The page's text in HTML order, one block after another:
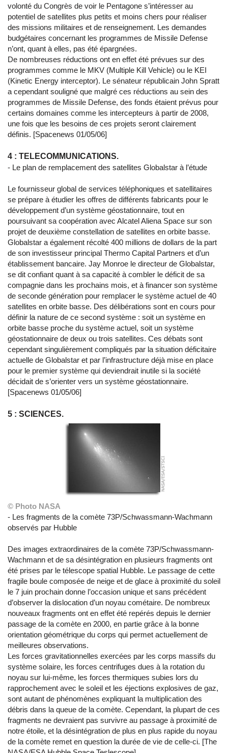
volonté du Congrès de voir le Pentagone s’intéresser au
potentiel de satellites plus petits et moins chers pour réaliser
des missions militaires et de renseignement. Les demandes
budgétaires concernant les programmes de Missile Defense
n’ont, quant à elles, pas été épargnées.
De nombreuses réductions ont en effet été prévues sur des
programmes comme le MKV (Multiple Kill Vehicle) ou le KEI
(Kinetic Energy interceptor). Le sénateur républicain John Spratt
a cependant souligné que malgré ces réductions au sein des
programmes de Missile Defense, des fonds étaient prévus pour
certains domaines comme les intercepteurs à partir de 2008,
une fois que les besoins de ces projets seront clairement
définis. [Spacenews 01/05/06]
4 : TELECOMMUNICATIONS.
- Le plan de remplacement des satellites Globalstar à l’étude
Le fournisseur global de services téléphoniques et satellitaires
se prépare à étudier les offres de différents fabricants pour le
développement d’un système géostationnaire, tout en
poursuivant sa coopération avec Alcatel Aliena Space sur son
projet de deuxième constellation de satellites en orbite basse.
Globalstar a également récolté 400 millions de dollars de la part
de son investisseur principal Thermo Capital Partners et d’un
établissement bancaire. Jay Monroe le directeur de Globalstar,
se dit confiant quant à sa capacité à combler le déficit de sa
compagnie dans les prochains mois, et à financer son système
de seconde génération pour remplacer le système actuel de 40
satellites en orbite basse. Des délibérations sont en cours pour
définir la nature de ce second système : soit un système en
orbite basse proche du système actuel, soit un système
géostationnaire de deux ou trois satellites. Ces débats sont
cependant singulièrement compliqués par la situation déficitaire
actuelle de Globalstar et par l’infrastructure déjà mise en place
pour le premier système qui deviendrait inutile si la société
décidait de s’orienter vers un système géostationnaire.
[Spacenews 01/05/06]
5 : SCIENCES.
© Photo NASA
- Les fragments de la comète 73P/Schwassmann-Wachmann
observés par Hubble
Des images extraordinaires de la comète 73P/Schwassmann-
Wachmann et de sa désintégration en plusieurs fragments ont
été prises par le télescope spatial Hubble. Le passage de cette
fragile boule composée de neige et de glace à proximité du soleil
le 7 juin prochain donne l’occasion unique et sans précédent
d’observer la dislocation d’un noyau cométaire. De nombreux
nouveaux fragments ont en effet été repérés depuis le dernier
passage de la comète en 2000, en partie grâce à la bonne
orientation géométrique du corps qui permet actuellement de
meilleures observations.
Les forces gravitationnelles exercées par les corps massifs du
système solaire, les forces centrifuges dues à la rotation du
noyau sur lui-même, les forces thermiques subies lors du
rapprochement avec le soleil et les éjections explosives de gaz,
sont autant de phénomènes expliquant la multiplication des
débris dans la queue de la comète. Cependant, la plupart de ces
fragments ne devraient pas survivre au passage à proximité de
notre étoile, et la désintégration de plus en plus rapide du noyau
de la comète remet en question la durée de vie de celle-ci. [The